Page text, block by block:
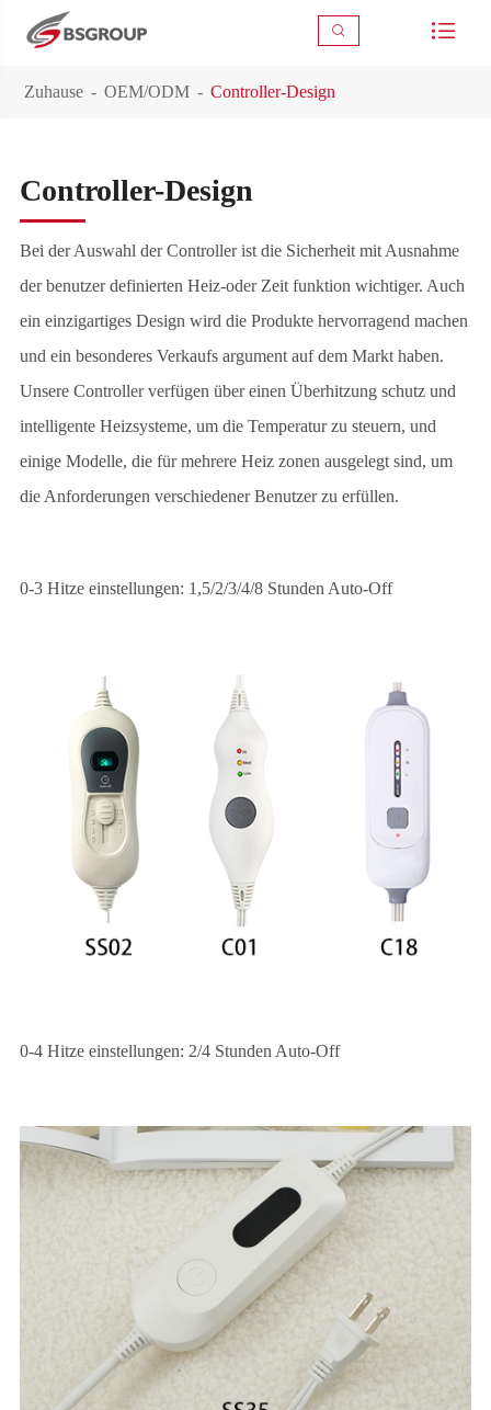
 
Zuhause OEM/ODM Controller-Design
Controller-Design
Bei der Auswahl der Controller ist die Sicherheit mit Ausnahme
der benutzer definierten Heiz-oder Zeit funktion wichtiger. Auch
ein einzigartiges Design wird die Produkte hervorragend machen
und ein besonderes Verkaufs argument auf dem Markt haben.
Unsere Controller verfügen über einen Überhitzung schutz und
intelligente Heizsysteme, um die Temperatur zu steuern, und
einige Modelle, die für mehrere Heiz zonen ausgelegt sind, um
die Anforderungen verschiedener Benutzer zu erfüllen.
0-3 Hitze einstellungen: 1,5/2/3/4/8 Stunden Auto-Off
0-4 Hitze einstellungen: 2/4 Stunden Auto-Off